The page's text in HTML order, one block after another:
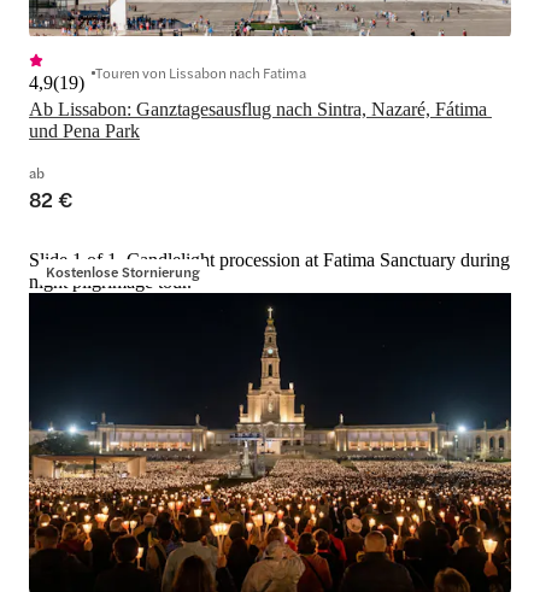
Ab Lissabon: Ganztagesausflug nach Sintra, Nazaré, Fátima
und Pena Park
4,9(19) Touren von Lissabon nach Fatima
ab
82 €
Kostenlose Stornierung
Slide 1 of 1, Candlelight procession at Fatima Sanctuary during
night pilgrimage tour.